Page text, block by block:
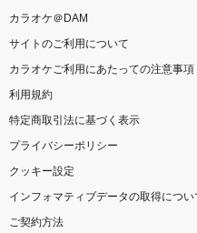
カラオケ＠DAM
サイトのご利用について
カラオケご利用にあたっての注意事項
利用規約
特定商取引法に基づく表示
プライバシーポリシー
クッキー設定
インフォマティブデータの取得につい
ご契約方法